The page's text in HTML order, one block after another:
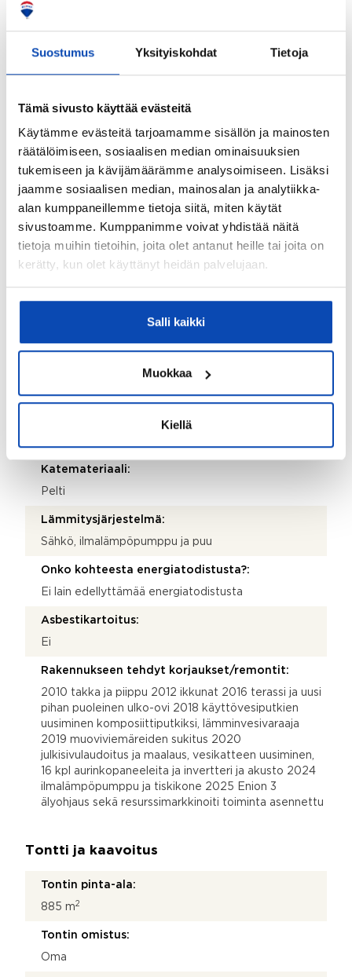
Suostumus Yksityiskohdat Tietoja
Tämä sivusto käyttää evästeitä
Käytämme evästeitä tarjoamamme sisällön ja mainosten
räätälöimiseen, sosiaalisen median ominaisuuksien
tukemiseen ja kävijämäärämme analysoimiseen. Lisäksi
jaamme sosiaalisen median, mainosalan ja analytiikka-
alan kumppaneillemme tietoja siitä, miten käytät
sivustoamme. Kumppanimme voivat yhdistää näitä
tietoja muihin tietoihin, joita olet antanut heille tai joita on
kerätty, kun olet käyttänyt heidän palvelujaan.
Salli kaikki
Muokkaa
Kiellä
Kohde myydään kalustettuna:
Ei
Kiinteistö
179-430-4-116
Valmistumisvuosi:
1972
Käyttöönottovuosi:
Rakennus- ja pintamateriaalit:
Katemateriaali:
Pelti
Lämmitysjärjestelmä:
Sähkö, ilmalämpöpumppu ja puu
Onko kohteesta energiatodistusta?:
Ei lain edellyttämää energiatodistusta
Asbestikartoitus:
Ei
Rakennukseen tehdyt korjaukset/remontit:
2010 takka ja piippu 2012 ikkunat 2016 terassi ja uusi
pihan puoleinen ulko-ovi 2018 käyttövesiputkien
uusiminen komposiittiputkiksi, lämminvesivaraaja
2019 muoviviemäreiden sukitus 2020
julkisivulaudoitus ja maalaus, vesikatteen uusiminen,
16 kpl aurinkopaneeleita ja invertteri ja akusto 2024
ilmalämpöpumppu ja tiskikone 2025 Enion 3
älyohjaus sekä resurssimarkkinoiti toiminta asennettu
Tontti ja kaavoitus
Tontin pinta-ala:
885 m2
Tontin omistus:
Oma